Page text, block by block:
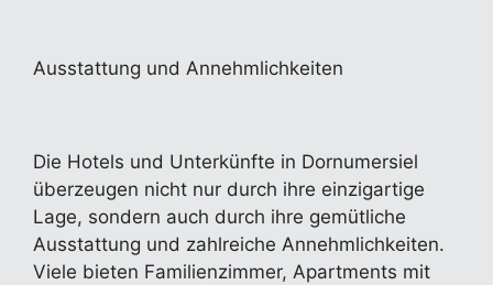
Ausstattung und Annehmlichkeiten
Die Hotels und Unterkünfte in Dornumersiel
überzeugen nicht nur durch ihre einzigartige
Lage, sondern auch durch ihre gemütliche
Ausstattung und zahlreiche Annehmlichkeiten.
Viele bieten Familienzimmer, Apartments mit